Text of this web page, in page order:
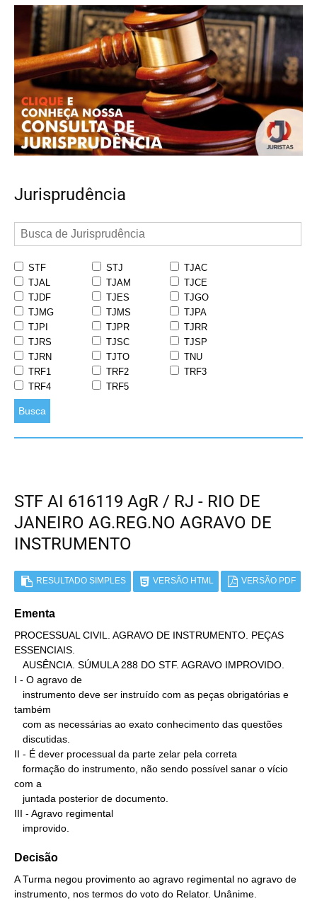
Jurisprudência
STF STJ
TJAC
TJAL
TJAM
TJCE
TJDF
TJES
TJGO
TJMG
TJMS
TJPA
TJPI
TJPR
TJRR
TJRS
TJSC
TJSP
TJRN
TJTO
TNU
TRF1
TRF2
TRF3
TRF4
TRF5
Busca
STF AI 616119 AgR / RJ - RIO DE
JANEIRO AG.REG.NO AGRAVO DE
INSTRUMENTO
RESULTADO SIMPLES VERSÃO HTML VERSÃO PDF
Ementa
PROCESSUAL CIVIL. AGRAVO DE INSTRUMENTO. PEÇAS
ESSENCIAIS.
I - O agravo de
também
II - É dever processual da parte zelar pela correta
com a
III - Agravo regimental
   improvido.
Decisão
A Turma negou provimento ao agravo regimental no agravo de
instrumento, nos termos do voto do Relator. Unânime.